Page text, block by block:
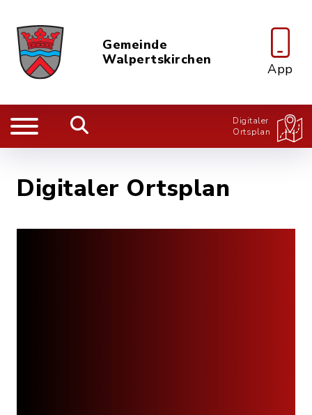
Gemeinde
Walpertskirchen
App
Digitaler
Ortsplan
Digitaler Ortsplan